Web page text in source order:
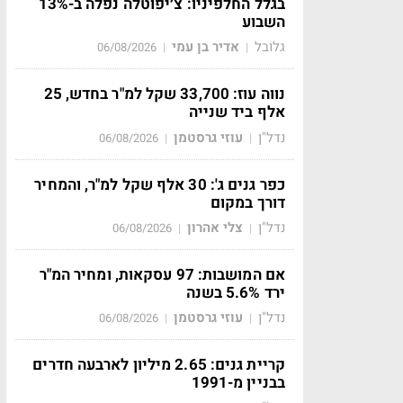
השבוע
גלובל | אדיר בן עמי |
06/08/2026
נווה עוז: 33,700 שקל למ"ר בחדש, 25
אלף ביד שנייה
נדל"ן | עוזי גרסטמן |
06/08/2026
כפר גנים ג': 30 אלף שקל למ"ר, והמחיר
דורך במקום
נדל"ן | צלי אהרון |
06/08/2026
אם המושבות: 97 עסקאות, ומחיר המ"ר
ירד 5.6% בשנה
נדל"ן | עוזי גרסטמן |
06/08/2026
קריית גנים: 2.65 מיליון לארבעה חדרים
בבניין מ-1991